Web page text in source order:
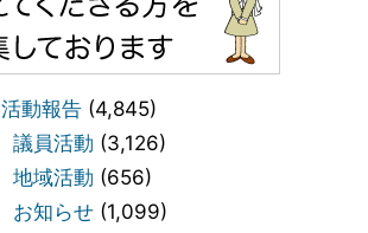
活動報告 (4,845)
議員活動 (3,126)
地域活動 (656)
お知らせ (1,099)